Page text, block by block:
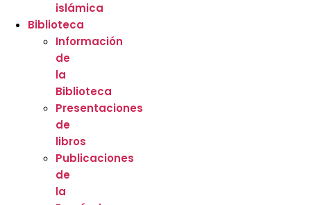
islámica
Biblioteca
Información
de
la
Biblioteca
Presentaciones
de
libros
Publicaciones
de
la